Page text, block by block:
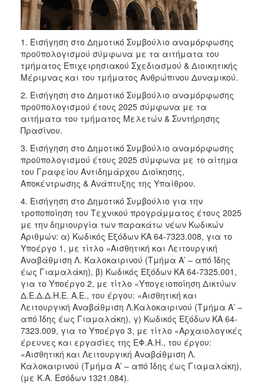
1. Εισήγηση στο Δημοτικό Συμβούλιο αναμόρφωσης
προϋπολογισμού σύμφωνα με τα αιτήματα του
τμήματος Επιχειρησιακού Σχεδιασμού & Διοικητικής
Μέριμνας και του τμήματος Ανθρώπινου Δυναμικού.
2. Εισήγηση στο Δημοτικό Συμβούλιο αναμόρφωσης
προϋπολογισμού έτους 2025 σύμφωνα με τα
αιτήματα του τμήματος Μελετών & Συντήρησης
Πρασίνου.
3. Εισήγηση στο Δημοτικό Συμβούλιο αναμόρφωσης
προϋπολογισμού έτους 2025 σύμφωνα με το αίτημα
του Γραφείου Αντιδημάρχου Διοίκησης,
Αποκέντρωσης & Ανάπτυξης της Υπαίθρου.
4. Εισήγηση στο Δημοτικό Συμβούλιο για την
τροποποίηση του Τεχνικού προγράμματος έτους 2025
με την δημιουργία των παρακάτω νέων Κωδικών
Αριθμών: α) Κωδικός Εξόδων ΚΑ 64-7323.008, για το
Υποέργο 1, με τίτλο «Αισθητική και Λειτουργική
Αναβάθμιση Λ. Καλοκαιρινού (Τμήμα Α’ – από Ίδης
έως Γιαμαλάκη), β) Κωδικός Εξόδων ΚΑ 64-7325.001,
για το Υποέργο 2, με τίτλο «Υπογειοποίηση Δικτύων
Δ.Ε.Δ.Δ.Η.Ε. Α.Ε., του έργου: «Αισθητική και
Λειτουργική Αναβάθμιση Λ.Καλοκαιρινού (Τμήμα Α’ –
από Ίδης έως Γιαμαλάκη), γ) Κωδικός Εξόδων ΚΑ 64-
7323.009, για το Υποέργο 3, με τίτλο «Αρχαιολογικές
έρευνες και εργασίες της ΕΦ.Α.Η., του έργου:
«Αισθητική και Λειτουργική Αναβάθμιση Λ.
Καλοκαιρινού (Τμήμα Α’ – από Ίδης έως Γιαμαλάκη),
(με Κ.Α. Εσόδων 1321.084).